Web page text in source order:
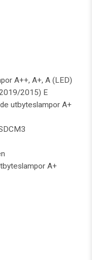
A++, A+, A (LED)
2015) E
utbyteslampor A+
A+